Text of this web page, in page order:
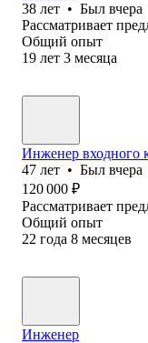
38 лет • Был вчера
Рассматривает
Общий опыт
19 лет 3 месяца
Инженер входного
47 лет • Был вчера
120 000 ₽
Рассматривает
Общий опыт
22 года 8 месяцев
Инженер